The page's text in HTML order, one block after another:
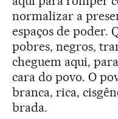
normalizar a
espaços de poder.
pobres, negros,
cheguem aqui,
cara do povo. O
branca, rica,
brada.